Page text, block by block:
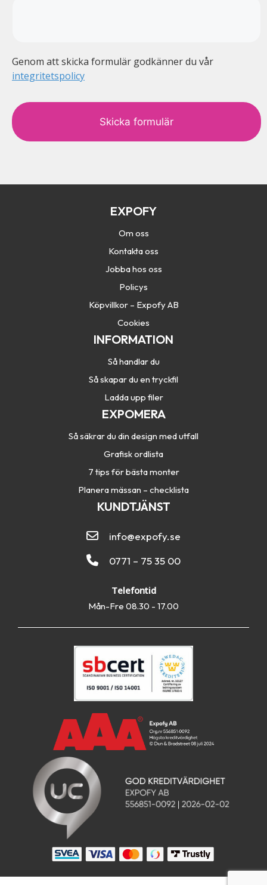
Genom att skicka formulär godkänner du vår
integritetspolicy
a
p
t
EXPOFY
Om oss
Kontakta oss
Jobba hos oss
Policys
Köpvillkor – Expofy AB
Cookies
INFORMATION
Så handlar du
Så skapar du en tryckfil
Ladda upp filer
EXPOMERA
Så säkrar du din design med utfall
Grafisk ordlista
7 tips för bästa monter
Planera mässan – checklista
KUNDTJÄNST
info@expofy.se
0771 – 75 35 00
Telefontid
Mån-Fre 08.30 - 17.00